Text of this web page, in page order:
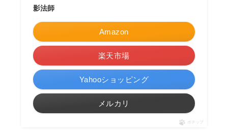
影法師
Amazon
楽天市場
Yahooショッピング
メルカリ
ポチップ